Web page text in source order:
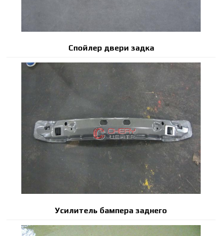
Спойлер двери задка
Усилитель бампера заднего